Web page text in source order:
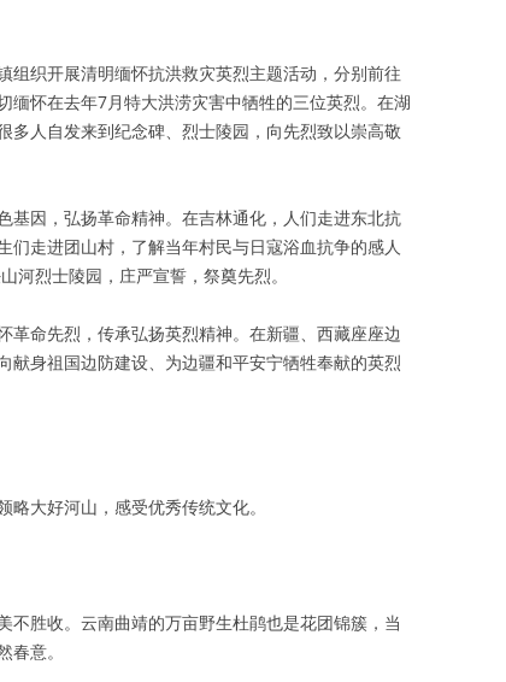
组织开展清明缅怀抗洪救灾英烈主题活动，分别前往
缅怀在去年7月特大洪涝灾害中牺牲的三位英烈。在湖
多人自发来到纪念碑、烈士陵园，向先烈致以崇高敬
基因，弘扬革命精神。在吉林通化，人们走进东北抗
走进团山村，了解当年村民与日寇浴血抗争的感人
河烈士陵园，庄严宣誓，祭奠先烈。
命先烈，传承弘扬英烈精神。在新疆、西藏座座边
献身祖国边防建设、为边疆和平安宁牺牲奉献的英烈
大好河山，感受优秀传统文化。
胜收。云南曲靖的万亩野生杜鹃也是花团锦簇，当
意。